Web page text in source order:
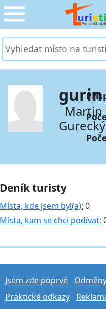
CESTOVÁNÍ
SLUŽBY & DOPRAVA
PRO TURISTY ›
MOJE TURISTIKA ›
gurin
Martin
Gurecký
Deník turisty
Místa, kde jsem byl(a): 0
Místa, kam se chci podívat:
Jsem zde poprvé
Praktické odkazy